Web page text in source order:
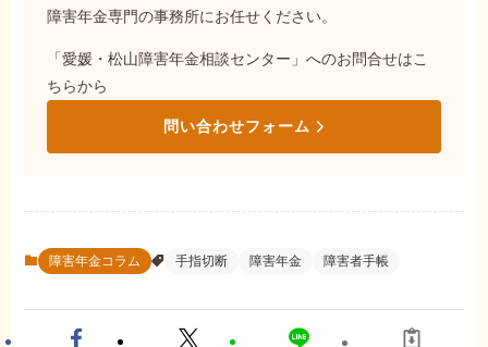
障害年金専門の事務所にお任せください。
「愛媛・松山障害年金相談センター」へのお問合せはこ
ちらから
問い合わせフォーム
障害年金コラム 手指切断 障害年金 障害者手帳